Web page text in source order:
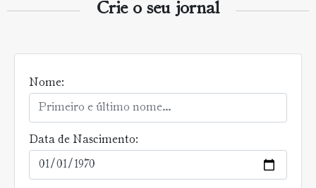
Crie o seu jornal
Nome:
Data de Nascimento: